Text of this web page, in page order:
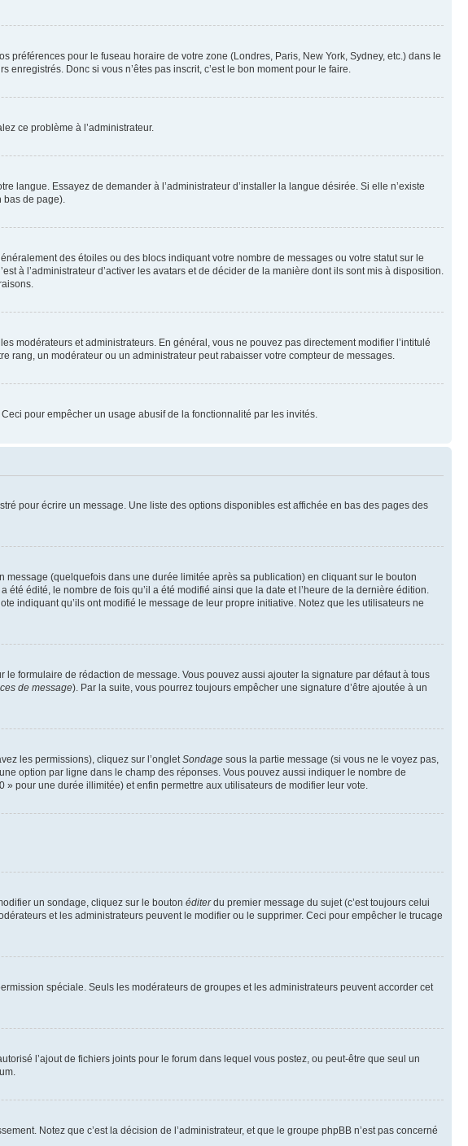
préférences pour le fuseau horaire de votre zone (Londres, Paris, New York, Sydney, etc.) dans le
Donc si vous n’êtes pas inscrit, c’est le bon moment pour le faire.
ce problème à l’administrateur.
langue. Essayez de demander à l’administrateur d’installer la langue désirée. Si elle n’existe
bas de page).
des étoiles ou des blocs indiquant votre nombre de messages ou votre statut sur le
à l’administrateur d’activer les avatars et de décider de la manière dont ils sont mis à disposition.
modérateurs et administrateurs. En général, vous ne pouvez pas directement modifier l’intitulé
rang, un modérateur ou un administrateur peut rabaisser votre compteur de messages.
pour empêcher un usage abusif de la fonctionnalité par les invités.
pour écrire un message. Une liste des options disponibles est affichée en bas des pages des
(quelquefois dans une durée limitée après sa publication) en cliquant sur le bouton
édité, le nombre de fois qu’il a été modifié ainsi que la date et l’heure de la dernière édition.
indiquant qu’ils ont modifié le message de leur propre initiative. Notez que les utilisateurs ne
le formulaire de rédaction de message. Vous pouvez aussi ajouter la signature par défaut à tous
de message). Par la suite, vous pourrez toujours empêcher une signature d’être ajoutée à un
les permissions), cliquez sur l’ongletSondage sous la partie message (si vous ne le voyez pas,
option par ligne dans le champ des réponses. Vous pouvez aussi indiquer le nombre de
pour une durée illimitée) et enfin permettre aux utilisateurs de modifier leur vote.
un sondage, cliquez sur le bouton éditerdu premier message du sujet (c’est toujours celui
et les administrateurs peuvent le modifier ou le supprimer. Ceci pour empêcher le trucage
spéciale. Seuls les modérateurs de groupes et les administrateurs peuvent accorder cet
l’ajout de fichiers joints pour le forum dans lequel vous postez, ou peut-être que seul un
Notez que c’est la décision de l’administrateur, et que le groupe phpBB n’est pas concerné